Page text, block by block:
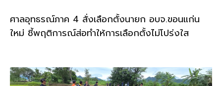
ศาลอุทธรณ์ภาค 4 สั่งเลือกตั้งนายก อบจ.ขอนแก่น
ใหม่ ชี้พฤติการณ์ส่อทำให้การเลือกตั้งไม่โปร่งใส